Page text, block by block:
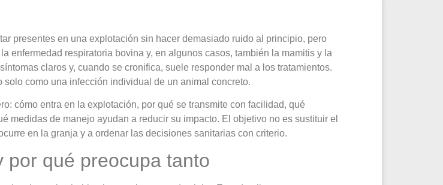
presentes en una explotación sin hacer demasiado ruido al principio, pero
enfermedad respiratoria bovina y, en algunos casos, también la mamitis y la
claros y, cuando se cronifica, suele responder mal a los tratamientos.
como una infección individual de un animal concreto.
cómo entra en la explotación, por qué se transmite con facilidad, qué
medidas de manejo ayudan a reducir su impacto. El objetivo no es sustituir el
en la granja y a ordenar las decisiones sanitarias con criterio.
por qué preocupa tanto